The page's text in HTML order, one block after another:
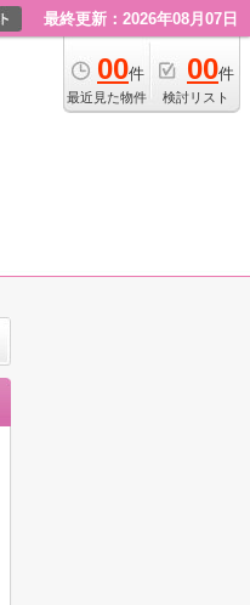
最終更新：2026年08月07日
00件
最近見た物件
00件
検討リスト